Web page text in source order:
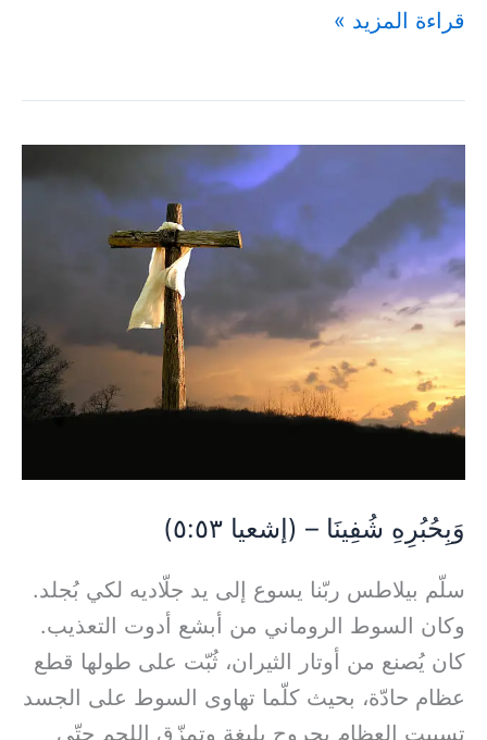
قراءة المزيد »
وَبِحُبُرِهِ شُفِينَا – (إشعيا ٥:٥٣)
سلّم بيلاطس ربّنا يسوع إلى يد جلّاديه لكي بُجلد.
وكان السوط الروماني من أبشع أدوت التعذيب.
كان يُصنع من أوتار الثيران، ثُبّت على طولها قطع
عظام حادّة، بحيث كلّما تهاوى السوط على الجسد
تسببت العظام بجروح بليغة وتمزّق اللحم حتّى
شُفِينَا
(إشعيا
٥:٥٣)